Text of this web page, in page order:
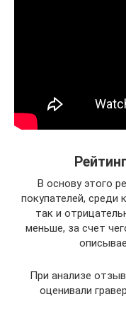
В основу этого
покупателей, среди
так и
меньше, за счет
При анализе
оценивали